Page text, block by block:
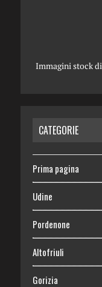
Immagini stock di
CATEGORIE
Prima pagina
Udine
Pordenone
Altofriuli
Gorizia